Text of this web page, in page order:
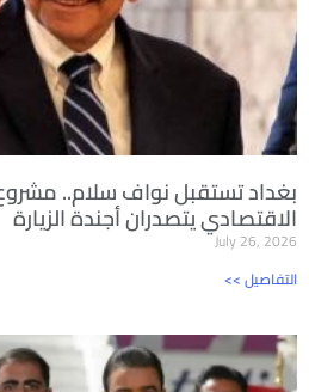
بغداد تستقبل نواف سلام..
الاقتصادي يتصدران أجندة الزيارة
July 26, 2026
<< التفاصيل